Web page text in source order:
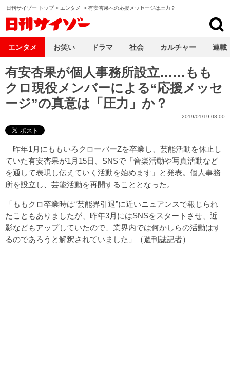
日刊サイゾー トップ> エンタメ > 有安杏果への応援メッセージは圧力？
有安杏果が個人事務所設立……もも
クロ現役メンバーによる“応援メッセ
ージ”の真意は「圧力」か？
2019/01/19 08:00
昨年1月にももいろクローバーZを卒業し、芸能活動を休止し
ていた有安杏果が1月15日、SNSで「音楽活動や写真活動など
を通して表現し伝えていく活動を始めます」と発表。個人事務
所を設立し、芸能活動を再開することとなった。
「ももクロ卒業時は“芸能界引退”に近いニュアンスで報じられ
たこともありましたが、昨年3月にはSNSをスタートさせ、近
影などもアップしていたので、業界内では何かしらの活動はす
るのであろうと解釈されていました」（週刊誌記者）
エンタメ お笑い ドラマ 社会 カルチャー 連載